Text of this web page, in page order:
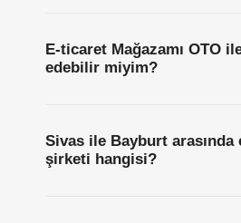
E-ticaret Mağazamı OTO
edebilir miyim?
Sivas ile Bayburt arasında
şirketi hangisi?